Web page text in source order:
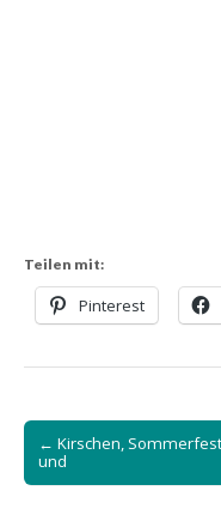
Teilen mit:
Pinterest
Post
navigation
← Kirschen, Sommerfest
und